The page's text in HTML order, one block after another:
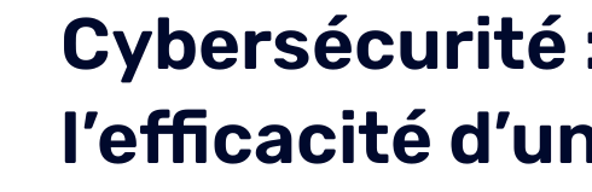
Cybersécurité
l’efficacité